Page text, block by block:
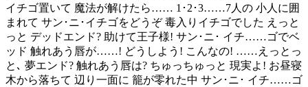
イチゴ置いて 魔法が解けたら…… 1･2･3……7人の 小人に囲
まれて サン･ニ･イチゴをどうぞ 毒入りイチゴでした えっと
っと デッドエンド? 助けて王子様! サン･ニ･ イチ……ゴでベ
ッド 触れあう唇が……! どうしよう! こんなの! ……えっとっ
と､ 夢エンド? 触れあう唇は? ちゅっちゅっと 現実よ! お昼寝
木から落ちて 辺り一面に 籠が零れた中 サン･ニ･ イチ……ゴ